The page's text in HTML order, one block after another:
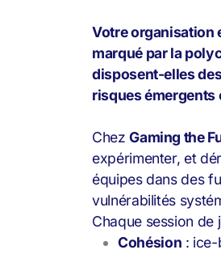
Votre organisation
marqué par la
disposent-elles
risques émergents
ChezGaming the
expérimenter, et
équipes dans des
vulnérabilités
Chaque session
Cohésion :